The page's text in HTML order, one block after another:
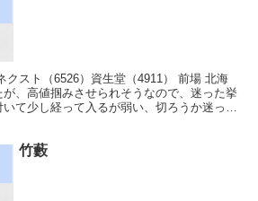
クスト（6526）資生堂（4911） 前場 北海
、高値掴みさせられそうなので、迷った挙
て少し経って入るが弱い、切ろうか迷って
竹藪